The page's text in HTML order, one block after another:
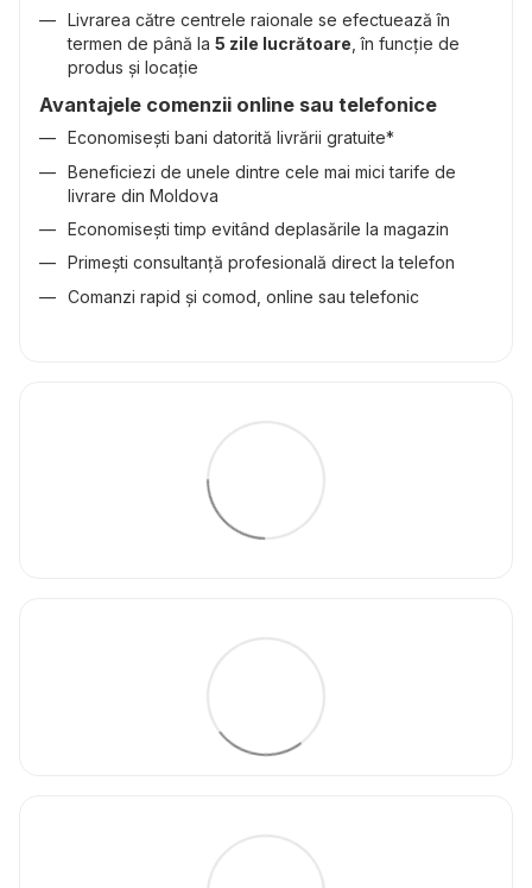
Livrarea către centrele raionale se efectuează în
termen de până la 5 zile lucrătoare, în funcție de
produs și locație
Avantajele comenzii online sau telefonice
Economisești bani datorită livrării gratuite*
Beneficiezi de unele dintre cele mai mici tarife de
livrare din Moldova
Economisești timp evitând deplasările la magazin
Primești consultanță profesională direct la telefon
Comanzi rapid și comod, online sau telefonic